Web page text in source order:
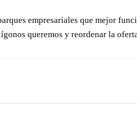
empresariales que mejor
queremos y reordenar la